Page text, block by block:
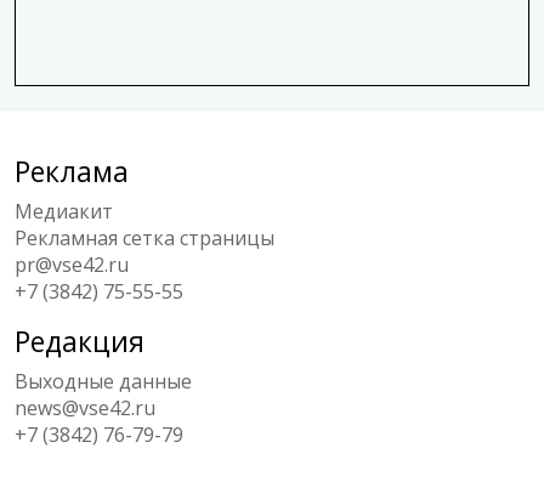
Реклама
Медиакит
Рекламная сетка страницы
pr@vse42.ru
+7 (3842) 75-55-55
Редакция
Выходные данные
news@vse42.ru
+7 (3842) 76-79-79